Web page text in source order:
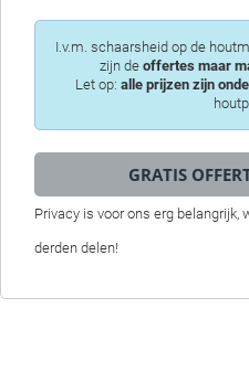
I.v.m. schaarsheid op de
zijn de offertes maar
Let op: alle prijzen zijn
Privacy is voor ons erg
derden delen!